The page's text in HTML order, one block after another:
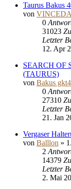
Taurus Bakus
von
0
31023
Letzter
12. Apr
SEARCH OF
(TAURUS)
von Bakus
0
27310
Letzter
21. Jan
Vergaser
von Balllon »
2
14379
Letzter
2. Mai